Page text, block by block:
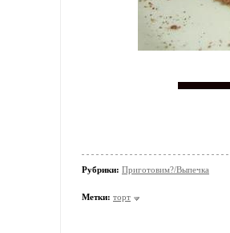
Рубрики: Приготовим?/Выпечка
Метки: торт